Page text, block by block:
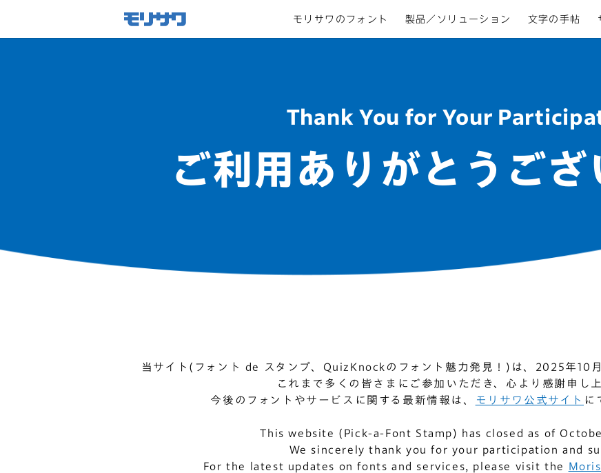
モリサワのフォント 製品／ソリューション 文字の手帖
Thank You for Your
ご利用ありがとうござ
当サイト(フォント de スタンプ、QuizKnockのフォント魅力発見！)は、2025年10
これまで多くの皆さまにご参加いただき、心より感謝申し上
今後のフォントやサービスに関する最新情報は、
モリサワ公式サイト に
This website (Pick-a-Font Stamp) has closed as of
We sincerely thank you for your participation and
For the latest updates on fonts and services, please visit the